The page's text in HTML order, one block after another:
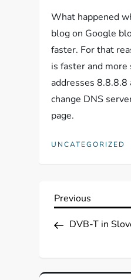
What happened
blog on Google
faster. For that
is faster and
addresses 8.8.8.8
change DNS
page.
UNCATEGORIZED
N
a
Previous
Previous
DVB-T in